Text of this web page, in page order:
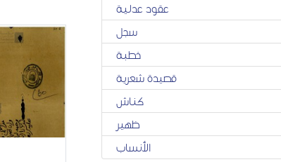
عقود عدلية
سجل
خطبة
قصيدة شعرية
كناش
ظهير
الأنساب